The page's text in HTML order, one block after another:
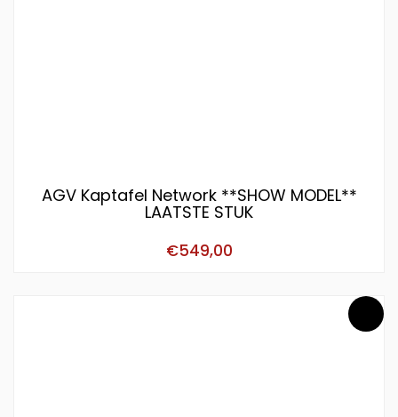
AGV Kaptafel Network **SHOW MODEL**
LAATSTE STUK
€549,00